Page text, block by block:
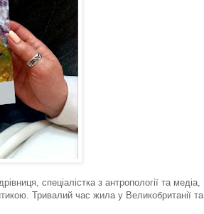
спеціалістка з антропології та медіа,
Тривалий час жила у Великобританії та